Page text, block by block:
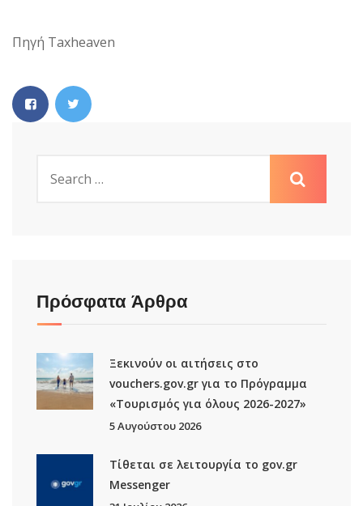
Πηγή Taxheaven
Πρόσφατα Άρθρα
Ξεκινούν οι αιτήσεις στο
vouchers.gov.gr για το Πρόγραμμα
«Τουρισμός για όλους 2026-2027»
5 Αυγούστου 2026
Τίθεται σε λειτουργία το gov.gr
Μessenger